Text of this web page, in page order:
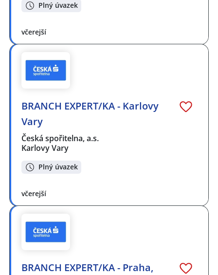
Plný úvazek
včerejší
BRANCH EXPERT/KA - Karlovy
Vary
Česká spořitelna, a.s.
Karlovy Vary
Plný úvazek
včerejší
BRANCH EXPERT/KA - Praha,